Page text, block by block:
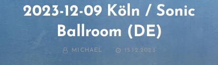
2023-12-09 Köln / Sonic
Ballroom (DE)
BY MICHAEL
POSTED
15.12.2023